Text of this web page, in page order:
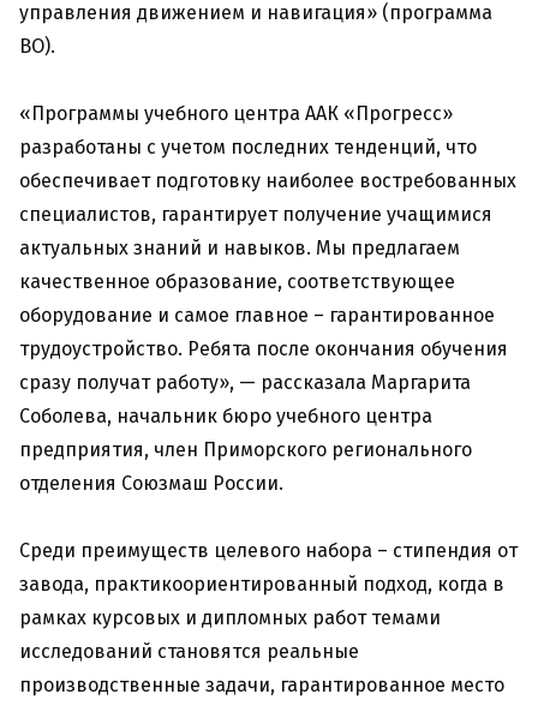
управления движением и навигация» (программа
ВО).
«Программы учебного центра ААК «Прогресс»
разработаны с учетом последних тенденций, что
обеспечивает подготовку наиболее востребованных
специалистов, гарантирует получение учащимися
актуальных знаний и навыков. Мы предлагаем
качественное образование, соответствующее
оборудование и самое главное – гарантированное
трудоустройство. Ребята после окончания обучения
сразу получат работу», — рассказала Маргарита
Соболева, начальник бюро учебного центра
предприятия, член Приморского регионального
отделения Союзмаш России.
Среди преимуществ целевого набора – стипендия от
завода, практикоориентированный подход, когда в
рамках курсовых и дипломных работ темами
исследований становятся реальные
производственные задачи, гарантированное место